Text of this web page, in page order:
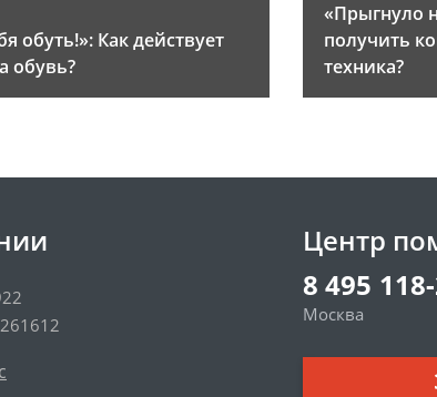
обуть!»: Как действует
обувь?
«Прыгнуло
получить
техника?
Центр
8 495
Москва